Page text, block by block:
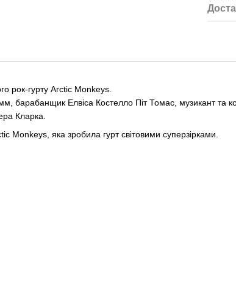
рок-гурту Arctic Monkeys.
барабанщик Елвіса Костелло Піт Томас, музикант та
Кларка.
Monkeys, яка зробила гурт світовими суперзірками.